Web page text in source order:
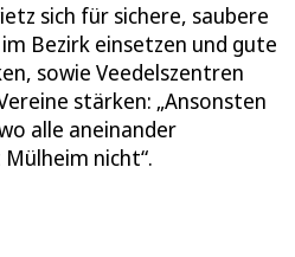
sich für sichere, saubere
Bezirk einsetzen und gute
sowie Veedelszentren
stärken: „Ansonsten
alle aneinander
nicht“.